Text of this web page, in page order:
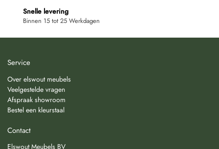
Snelle levering
Binnen 15 tot 25 Werkdagen
Service
Over elswout meubels
Veelgestelde vragen
Afspraak showroom
Bestel een kleurstaal
Contact
Elswout Meubels BV